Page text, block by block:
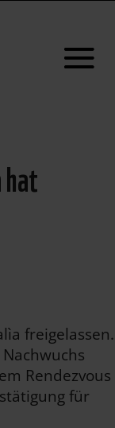
freigelassen.
Rendezvous
für